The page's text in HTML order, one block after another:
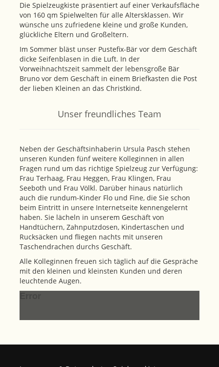
Die Spielzeugkiste präsentiert auf einer Verkaufsfläche
von 160 qm Spielwelten für alle Altersklassen. Wir
wünsche uns zufriedene kleine und große Kunden,
glückliche Eltern und Großeltern.
Im Sommer bläst unser Pustefix-Bär vor dem Geschäft
dicke Seifenblasen in die Luft. In der
Vorweihnachtszeit sammelt der lebensgroße Bär
Bruno vor dem Geschäft in einem Briefkasten die Post
der lieben Kleinen an das Christkind.
Unser freundliches Team
Neben der Geschäftsinhaberin Ursula Pasch stehen
unseren Kunden fünf weitere Kolleginnen in allen
Fragen rund um das richtige Spielzeug zur Verfügung:
Frau Terhaag, Frau Heggen, Frau Klingen, Frau
Seeboth und Frau Völkl. Darüber hinaus natürlich
auch die rundum-Kinder Flo und Fine, die Sie schon
beim Eintritt in unsere Internetseite kennengelernt
haben. Sie lächeln in unserem Geschäft von
Handtüchern, Zahnputzdosen, Kindertaschen und
Rucksäcken und fliegen nachts mit unseren
Taschendrachen durchs Geschäft.
Alle Kolleginnen freuen sich täglich auf die Gespräche
mit den kleinen und kleinsten Kunden und deren
leuchtende Augen.